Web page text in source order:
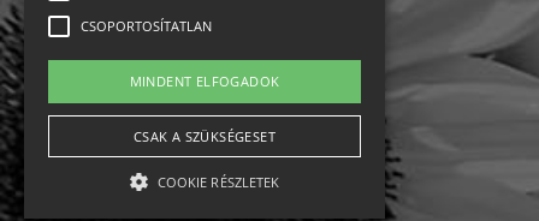
Impresszum-kapcsolat
Jogi nyilatkozat
Rólunk
English
CSOPORTOSÍTATLAN
MINDENT ELFOGADOK
CSAK A SZÜKSÉGESET
COOKIE RÉSZLETEK